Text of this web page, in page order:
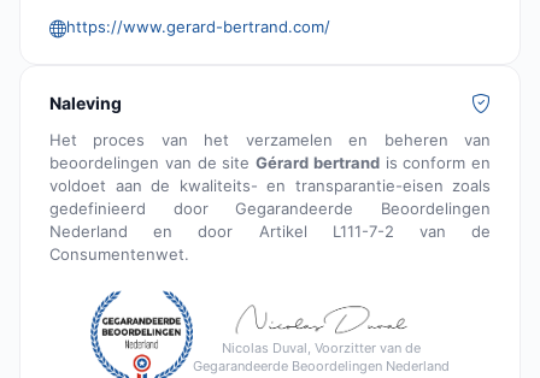
https://www.gerard-bertrand.com/
Naleving
Het proces van het verzamelen en beheren van
beoordelingen van de site Gérard bertrandis conform en
voldoet aan de kwaliteits- en transparantie-eisen zoals
gedefinieerd door Gegarandeerde Beoordelingen
Nederland en door Artikel L111-7-2 van de
Consumentenwet.
Nicolas Duval, Voorzitter van de
Gegarandeerde Beoordelingen Nederland